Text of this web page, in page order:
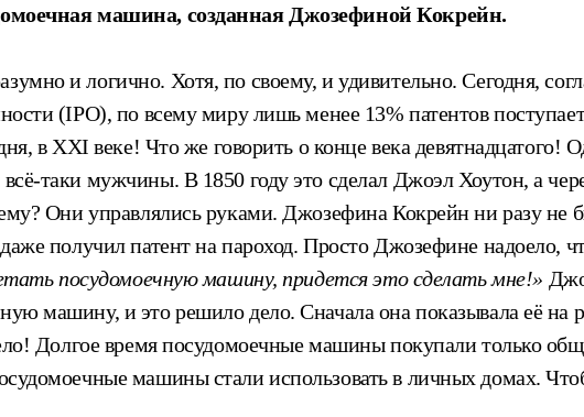
машина, созданная Джозефиной Кокрейн.
и логично. Хотя, по своему, и удивительно. Сегодня,
(IPO), по всему миру лишь менее 13% патентов
в XXI веке! Что же говорить о конце века девятнадцатого!
таки мужчины. В 1850 году это сделал Джоэл Хоутон, а
Они управлялись руками. Джозефина Кокрейн ни разу не
получил патент на пароход. Просто Джозефине надоело,
посудомоечную машину, придется это сделать мне!»
машину, и это решило дело. Сначала она показывала её
Долгое время посудомоечные машины покупали только
машины стали использовать в личных домах.